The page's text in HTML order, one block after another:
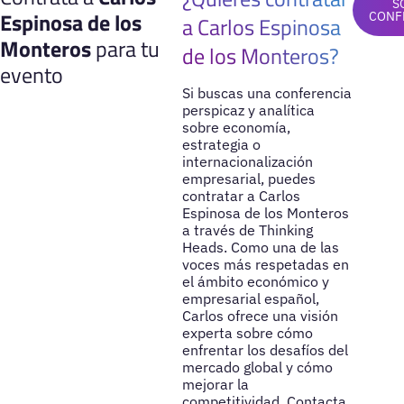
Espinosa de los
Monterospara tu
evento
a Carlos Espinosa
de los Monteros?
Si buscas una conferencia
perspicaz y analítica
sobre economía,
estrategia o
internacionalización
empresarial, puedes
contratar a Carlos
Espinosa de los Monteros
a través de Thinking
Heads. Como una de las
voces más respetadas en
el ámbito económico y
empresarial español,
Carlos ofrece una visión
experta sobre cómo
enfrentar los desafíos del
mercado global y cómo
mejorar la